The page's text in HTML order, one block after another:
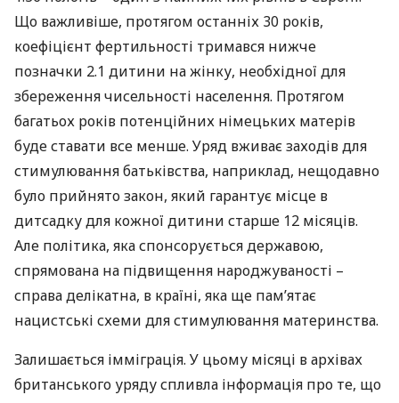
Що важливіше, протягом останніх 30 років,
коефіцієнт фертильності тримався нижче
позначки 2.1 дитини на жінку, необхідної для
збереження чисельності населення. Протягом
багатьох років потенційних німецьких матерів
буде ставати все менше. Уряд вживає заходів для
стимулювання батьківства, наприклад, нещодавно
було прийнято закон, який гарантує місце в
дитсадку для кожної дитини старше 12 місяців.
Але політика, яка спонсорується державою,
спрямована на підвищення народжуваності –
справа делікатна, в країні, яка ще пам’ятає
нацистські схеми для стимулювання материнства.
Залишається імміграція. У цьому місяці в архівах
британського уряду спливла інформація про те, що